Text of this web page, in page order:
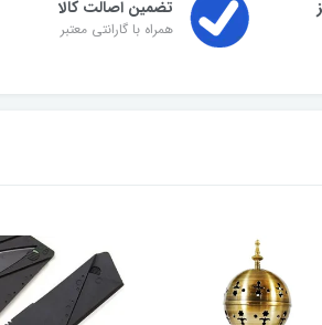
تضمین اصالت کالا
همراه با گارانتی معتبر